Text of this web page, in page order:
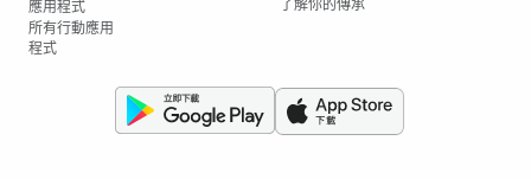
應用程式
所有行動應用
程式